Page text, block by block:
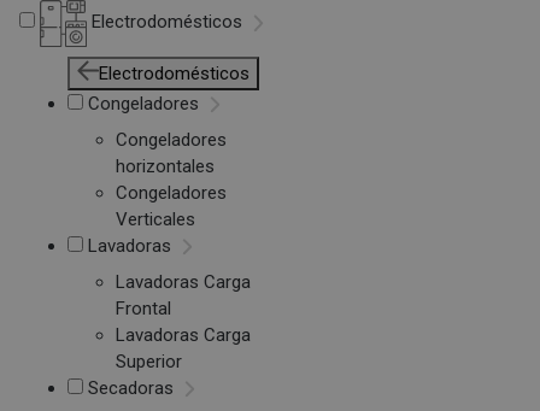
Electrodomésticos
Electrodomésticos
Congeladores
Congeladores
horizontales
Congeladores
Verticales
Lavadoras
Lavadoras Carga
Frontal
Lavadoras Carga
Superior
Secadoras